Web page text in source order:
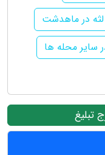
در ماهدشت
سایر محله ها
تبلیغ